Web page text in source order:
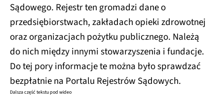
Sądowego. Rejestr ten gromadzi dane o
przedsiębiorstwach, zakładach opieki zdrowotnej
oraz organizacjach pożytku publicznego. Należą
do nich między innymi stowarzyszenia i fundacje.
Do tej pory informacje te można było sprawdzać
bezpłatnie na Portalu Rejestrów Sądowych.
Dalsza część tekstu pod wideo